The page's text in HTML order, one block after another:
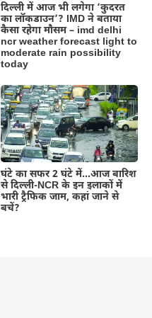
दिल्‍ली में आज भी लगेगा ‘कुदरत
का लॉकडाउन’? IMD ने बताया
कैसा रहेगा मौसम – imd delhi
ncr weather forecast light to
moderate rain possibility
today
घंटे का सफर 2 घंटे में…आज बारिश
से दिल्ली-NCR के इन इलाकों में
भारी ट्रैफिक जाम, कहां जाने से
बचें?